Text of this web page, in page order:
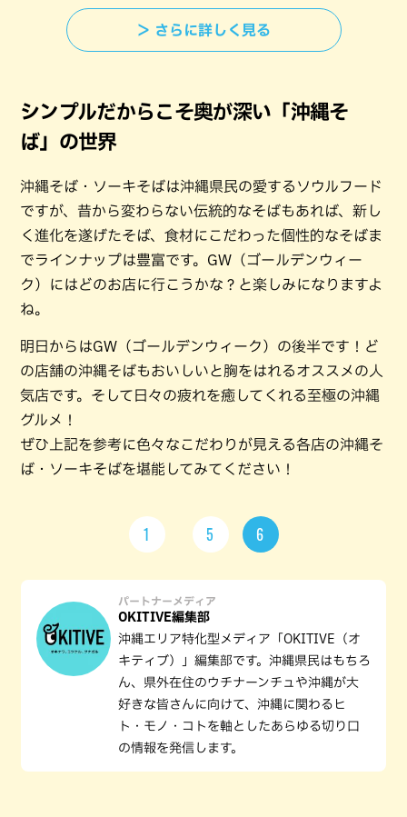
＞ さらに詳しく見る
シンプルだからこそ奥が深い「沖縄そ
ば」の世界
沖縄そば・ソーキそばは沖縄県民の愛するソウルフード
ですが、昔から変わらない伝統的なそばもあれば、新し
く進化を遂げたそば、食材にこだわった個性的なそばま
でラインナップは豊富です。GW（ゴールデンウィー
ク）にはどのお店に行こうかな？と楽しみになりますよ
ね。
明日からはGW（ゴールデンウィーク）の後半です！ど
の店舗の沖縄そばもおいしいと胸をはれるオススメの人
気店です。そして日々の疲れを癒してくれる至極の沖縄
グルメ！
ぜひ上記を参考に色々なこだわりが見える各店の沖縄そ
ば・ソーキそばを堪能してみてください！
1 5 6
パートナーメディア
OKITIVE編集部
沖縄エリア特化型メディア「OKITIVE（オ
キティブ）」編集部です。沖縄県民はもちろ
ん、県外在住のウチナーンチュや沖縄が大
好きな皆さんに向けて、沖縄に関わるヒ
ト・モノ・コトを軸としたあらゆる切り口
の情報を発信します。